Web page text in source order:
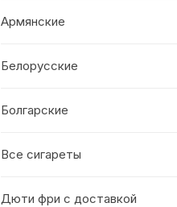
Армянские
Белорусские
Болгарские
Все сигареты
Дюти фри с доставкой